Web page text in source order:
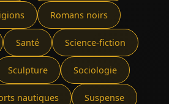
Romans noirs
Santé Science-fiction
Sculpture Sociologie
nautiques Suspense